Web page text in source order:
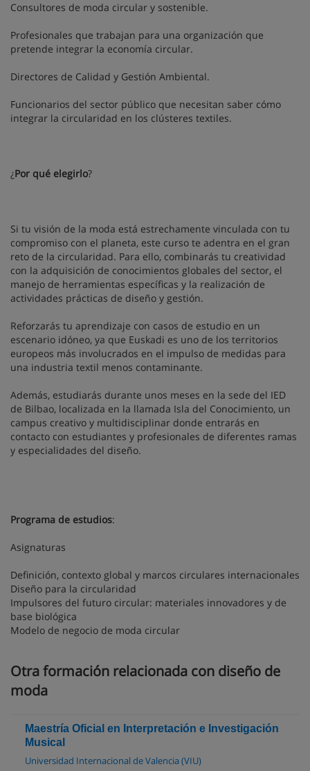
Consultores de moda circular y sostenible.
Profesionales que trabajan para una organización que
pretende integrar la economía circular.
Directores de Calidad y Gestión Ambiental.
Funcionarios del sector público que necesitan saber cómo
integrar la circularidad en los clústeres textiles.
¿Por qué elegirlo?
Si tu visión de la moda está estrechamente vinculada con tu
compromiso con el planeta, este curso te adentra en el gran
reto de la circularidad. Para ello, combinarás tu creatividad
con la adquisición de conocimientos globales del sector, el
manejo de herramientas específicas y la realización de
actividades prácticas de diseño y gestión.
Reforzarás tu aprendizaje con casos de estudio en un
escenario idóneo, ya que Euskadi es uno de los territorios
europeos más involucrados en el impulso de medidas para
una industria textil menos contaminante.
Además, estudiarás durante unos meses en la sede del IED
de Bilbao, localizada en la llamada Isla del Conocimiento, un
campus creativo y multidisciplinar donde entrarás en
contacto con estudiantes y profesionales de diferentes ramas
y especialidades del diseño.
Programa de estudios:
Asignaturas
Definición, contexto global y marcos circulares internacionales
Diseño para la circularidad
Impulsores del futuro circular: materiales innovadores y de
base biológica
Modelo de negocio de moda circular
Otra formación relacionada con diseño de
moda
Maestría Oficial en Interpretación e Investigación
Musical
Universidad Internacional de Valencia (VIU)